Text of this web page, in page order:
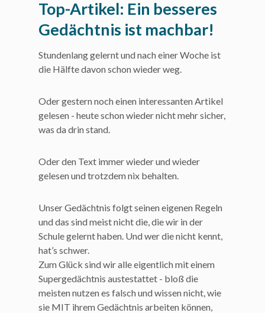
Top-Artikel: Ein besseres
Gedächtnis ist machbar!
Stundenlang gelernt und nach einer Woche ist
die Hälfte davon schon wieder weg.
Oder gestern noch einen interessanten Artikel
gelesen - heute schon wieder nicht mehr sicher,
was da drin stand.
Oder den Text immer wieder und wieder
gelesen und trotzdem nix behalten.
Unser Gedächtnis folgt seinen eigenen Regeln
und das sind meist nicht die, die wir in der
Schule gelernt haben. Und wer die nicht kennt,
hat’s schwer.
Zum Glück sind wir alle eigentlich mit einem
Supergedächtnis austestattet - bloß die
meisten nutzen es falsch und wissen nicht, wie
sie MIT ihrem Gedächtnis arbeiten können,